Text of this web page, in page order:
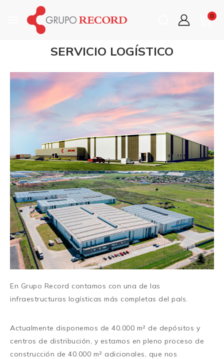
0
SERVICIO LOGÍSTICO
En Grupo Record contamos con una de las
infraestructuras logísticas más completas del país.
Actualmente disponemos de 40.000 m² de depósitos y
centros de distribución, y estamos en pleno proceso de
construcción de 40.000 m² adicionales, que nos